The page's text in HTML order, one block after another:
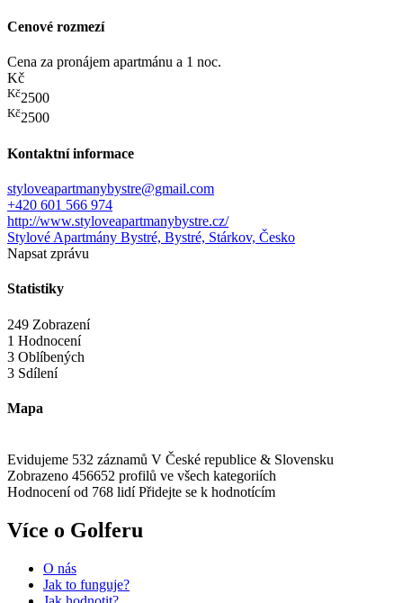
Cenové rozmezí
Cena za pronájem apartmánu a 1 noc.
Kč
Kč2500
Kč2500
Kontaktní informace
styloveapartmanybystre@gmail.com
+420 601 566 974
http://www.styloveapartmanybystre.cz/
Stylové Apartmány Bystré, Bystré, Stárkov, Česko
Napsat zprávu
Statistiky
249 Zobrazení
1 Hodnocení
3 Oblíbených
3 Sdílení
Mapa
Evidujeme 532 záznamů V České republice & Slovensku
Zobrazeno 456652 profilů ve všech kategoriích
Hodnocení od 768 lidí Přidejte se k hodnotícím
Více o Golferu
O nás
Jak to funguje?